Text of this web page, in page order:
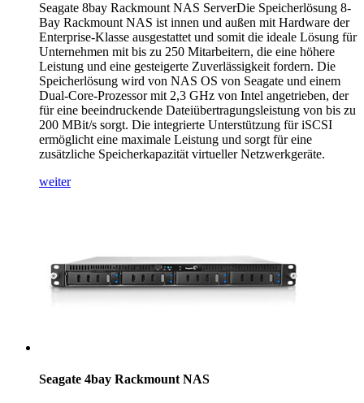
Seagate 8bay Rackmount NAS ServerDie Speicherlösung 8-
Bay Rackmount NAS ist innen und außen mit Hardware der
Enterprise-Klasse ausgestattet und somit die ideale Lösung für
Unternehmen mit bis zu 250 Mitarbeitern, die eine höhere
Leistung und eine gesteigerte Zuverlässigkeit fordern. Die
Speicherlösung wird von NAS OS von Seagate und einem
Dual-Core-Prozessor mit 2,3 GHz von Intel angetrieben, der
für eine beeindruckende Dateiübertragungsleistung von bis zu
200 MBit/s sorgt. Die integrierte Unterstützung für iSCSI
ermöglicht eine maximale Leistung und sorgt für eine
zusätzliche Speicherkapazität virtueller Netzwerkgeräte.
weiter
Seagate 4bay Rackmount NAS